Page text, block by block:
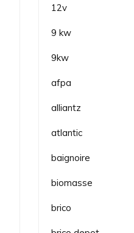
12v
9 kw
9kw
afpa
alliantz
atlantic
baignoire
biomasse
brico